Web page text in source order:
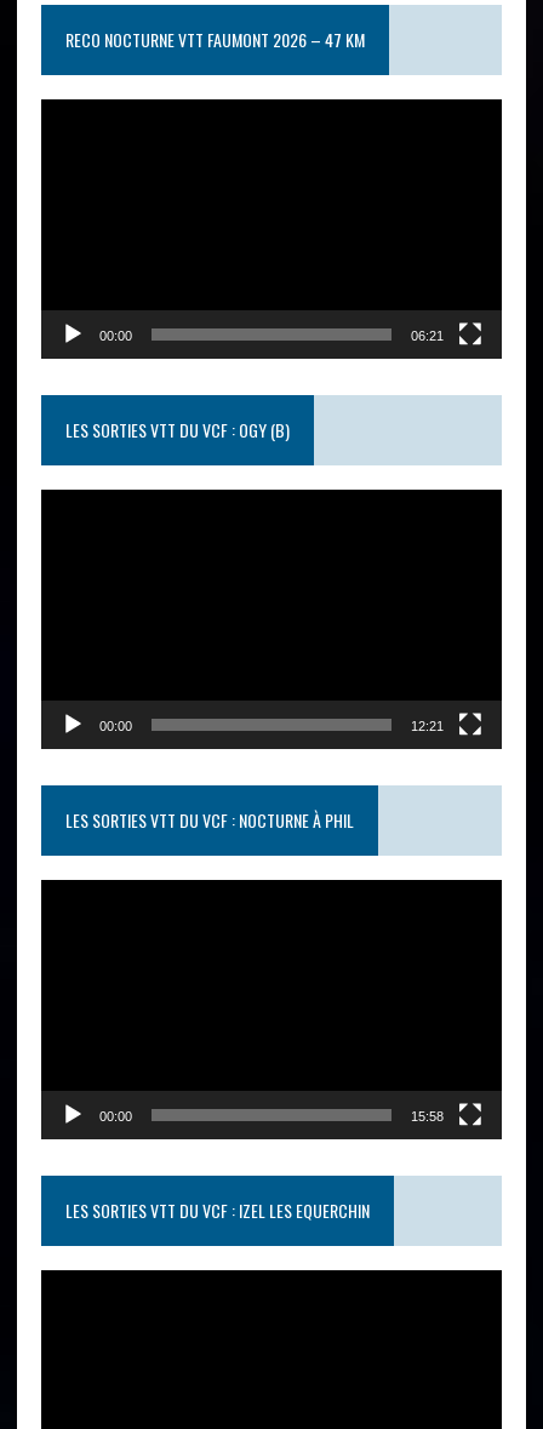
RECO NOCTURNE VTT FAUMONT 2026 – 47 KM
00:00 06:21
LES SORTIES VTT DU VCF : OGY (B)
00:00 12:21
LES SORTIES VTT DU VCF : NOCTURNE À PHIL
00:00 15:58
LES SORTIES VTT DU VCF : IZEL LES EQUERCHIN